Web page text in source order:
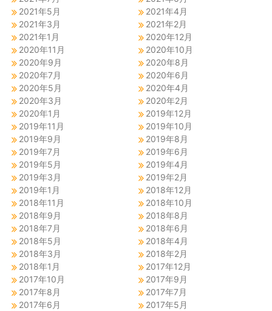
2021年5月
2021年4月
2021年3月
2021年2月
2021年1月
2020年12月
2020年11月
2020年10月
2020年9月
2020年8月
2020年7月
2020年6月
2020年5月
2020年4月
2020年3月
2020年2月
2020年1月
2019年12月
2019年11月
2019年10月
2019年9月
2019年8月
2019年7月
2019年6月
2019年5月
2019年4月
2019年3月
2019年2月
2019年1月
2018年12月
2018年11月
2018年10月
2018年9月
2018年8月
2018年7月
2018年6月
2018年5月
2018年4月
2018年3月
2018年2月
2018年1月
2017年12月
2017年10月
2017年9月
2017年8月
2017年7月
2017年6月
2017年5月